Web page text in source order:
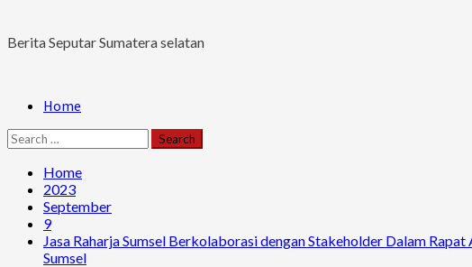
Berita Seputar Sumatera selatan
PrimaryHome
Search
for:
Home
2023
September
9
Jasa Raharja Sumsel Berkolaborasi dengan Stakeholder Dalam
Sumsel